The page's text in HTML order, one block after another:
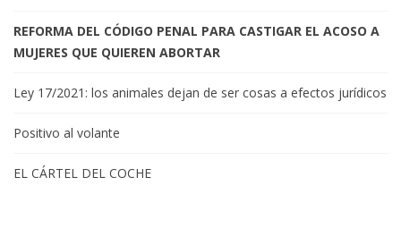
REFORMA DEL CÓDIGO PENAL PARA CASTIGAR EL ACOSO A
MUJERES QUE QUIEREN ABORTAR
Ley 17/2021: los animales dejan de ser cosas a efectos jurídicos
Positivo al volante
EL CÁRTEL DEL COCHE